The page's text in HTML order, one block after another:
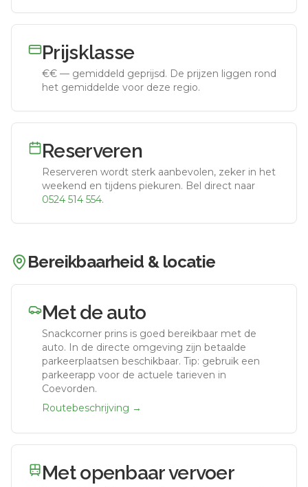
Prijsklasse
€€ — gemiddeld geprijsd. De prijzen liggen rond
het gemiddelde voor deze regio.
Reserveren
Reserveren wordt sterk aanbevolen, zeker in het
weekend en tijdens piekuren. Bel direct naar
0524 514 554.
Bereikbaarheid & locatie
Met de auto
Snackcorner prins is goed bereikbaar met de
auto.
In de directe omgeving zijn betaalde
parkeerplaatsen beschikbaar. Tip: gebruik een
parkeerapp voor de actuele tarieven in
Coevorden.
Routebeschrijving →
Met openbaar vervoer